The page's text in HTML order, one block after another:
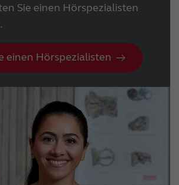
Sie einen Hörspezialisten
einen Hörspezialisten